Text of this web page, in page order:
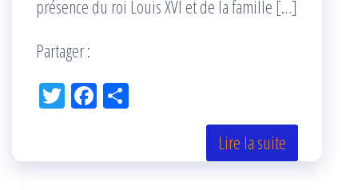
présence du roi Louis XVI et de la famille […]
Partager :
Tw
itt
Fac
eb
k r
Lire la suite